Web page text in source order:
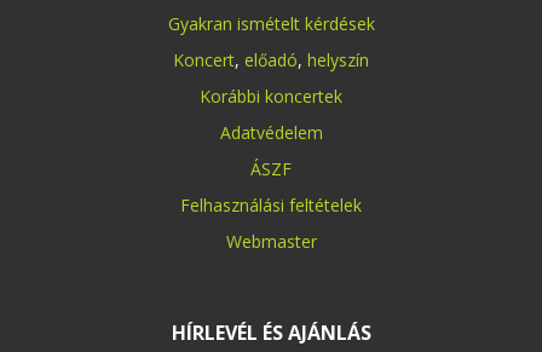
Gyakran ismételt kérdések
Koncert, előadó, helyszín
Korábbi koncertek
Adatvédelem
ÁSZF
Felhasználási feltételek
Webmaster
HÍRLEVÉL ÉS AJÁNLÁS